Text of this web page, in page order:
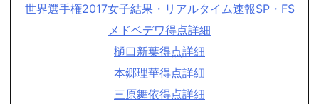
世界選手権2017女子結果・リアルタイム速報SP・FS
メドベデワ得点詳細
樋口新葉得点詳細
本郷理華得点詳細
三原舞依得点詳細